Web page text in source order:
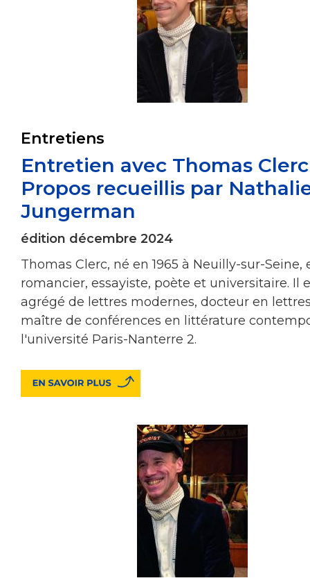
Entretiens
Entretien avec Thomas
Propos recueillis par
Jungerman
édition décembre 2024
Thomas Clerc, né en 1965 à Neuilly-sur-Seine,
romancier, essayiste, poète et universitaire. Il
agrégé de lettres modernes, docteur en
maître de conférences en littérature
l'université Paris-Nanterre 2.